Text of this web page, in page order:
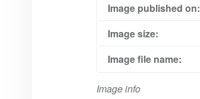
D
Ě
T
M
I
Image info
Image published on:
Image size:
Image file name: